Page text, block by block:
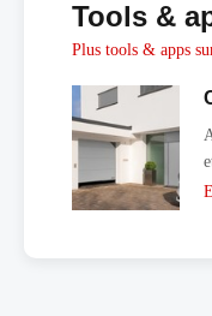
Tools &
Plus tools & apps